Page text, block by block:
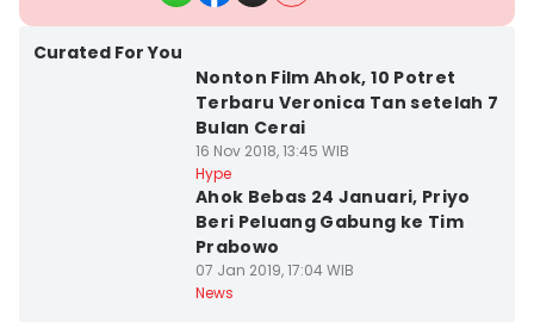
Curated For You
Nonton Film Ahok, 10 Potret
Terbaru Veronica Tan setelah 7
Bulan Cerai
16 Nov 2018, 13:45 WIB
Hype
Ahok Bebas 24 Januari, Priyo
Beri Peluang Gabung ke Tim
Prabowo
07 Jan 2019, 17:04 WIB
News